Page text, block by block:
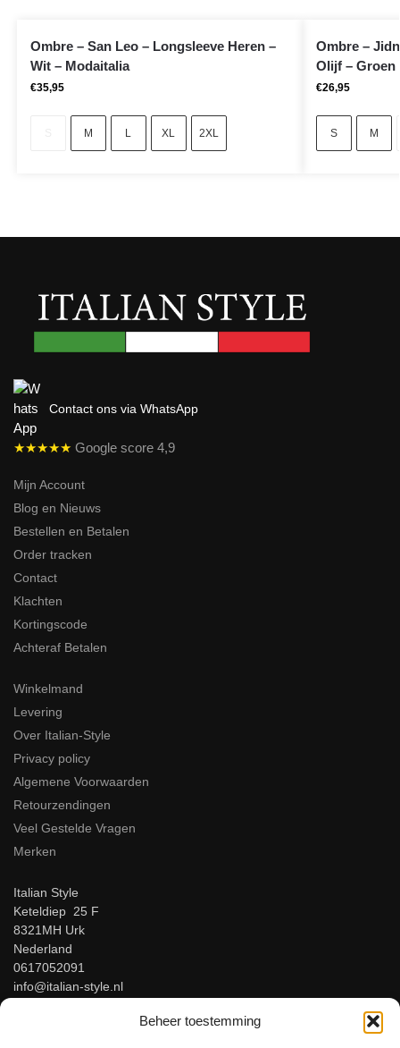
Beheer toestemming
Ombre – San Leo – Longsleeve Heren –
Wit – Modaitalia
€35,95
M L XL 2XL
Ombre –
Olijf – Groen
€26,95
S M
Contact ons via WhatsApp
★★★★★ Google score 4,9
Mijn Account
Blog en Nieuws
Bestellen en Betalen
Order tracken
Contact
Klachten
Kortingscode
Achteraf Betalen
Winkelmand
Levering
Over Italian-Style
Privacy policy
Algemene Voorwaarden
Retourzendingen
Veel Gestelde Vragen
Merken
Italian Style
Keteldiep 25 F
8321MH Urk
Nederland
0617052091
info@italian-style.nl
BTW: NL866816483B01